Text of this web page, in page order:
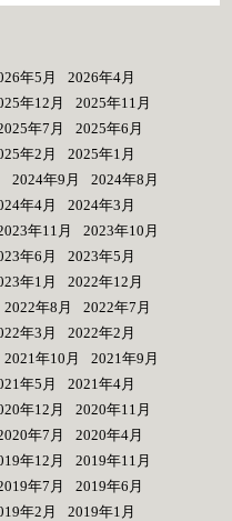
年5月
2026年4月
年12月
2025年11月
年7月
2025年6月
年2月
2025年1月
2024年9月
2024年8月
年4月
2024年3月
年11月
2023年10月
年6月
2023年5月
年1月
2022年12月
2022年8月
2022年7月
年3月
2022年2月
2021年10月
2021年9月
年5月
2021年4月
年12月
2020年11月
年7月
2020年4月
年12月
2019年11月
年7月
2019年6月
年2月
2019年1月